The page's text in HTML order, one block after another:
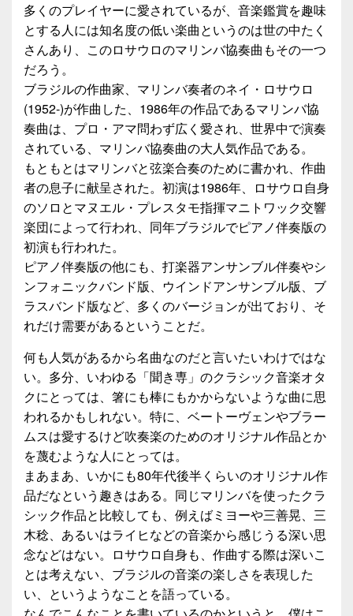
多くのプレイヤーに愛されているが、音楽鑑賞を趣味
とする人には知名度の低い楽曲というのは世の中たく
さんあり、このロサウロのマリンバ協奏曲もその一つ
だろう。
ブラジルの作曲家、マリンバ奏者のネイ・ロサウロ
(1952-)が作曲した、1986年の作品であるマリンバ協
奏曲は、プロ・アマ問わず広く愛され、世界中で演奏
されている、マリンバ協奏曲の大人気作品である。
もともとはマリンバと弦楽合奏のために書かれ、作曲
者の息子に献呈された。初演は1986年、ロサウロ自身
のソロとマヌエル・プレスタモ指揮マニトワック交響
楽団によって行われ、同年ブラジルでピアノ伴奏版の
初演も行われた。
ピアノ伴奏版の他にも、打楽器アンサンブル伴奏やシ
ンフォニックバンド版、ウインドアンサンブル版、ブ
ラスバンド版など、多くのバージョンが出ており、そ
れだけ需要があるということだ。
何も人気があるから名曲なのだと言いたいわけではな
い。多分、いわゆる「聞き専」のクラシック音楽オタ
クにとっては、箸にも棒にもかからないような曲に思
われるかもしれない。特に、ベートーヴェンやブラー
ムスは愛するけど吹奏楽のためのオリジナル作品とか
を蔑むような人にとっては。
まあまあ、いかにも80年代後半くらいのオリジナル作
品だなという趣きはある。同じマリンバを使ったクラ
シック作品と比較しても、例えばミヨーや三善晃、三
木稔、あるいはライヒなどの音楽から感じうる深い思
念などはない。ロサウロ自身も、作曲する際は深いこ
とは考えない、ブラジルの音楽の楽しさを表現した
い、というようなことを語っている。